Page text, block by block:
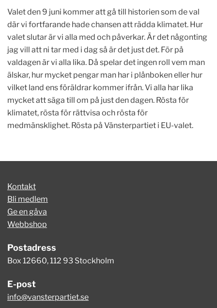
Valet den 9 juni kommer att gå till historien som de val
där vi fortfarande hade chansen att rädda klimatet. Hur
valet slutar är vi alla med och påverkar. Är det någonting
jag vill att ni tar med i dag så är det just det. För på
valdagen är vi alla lika. Då spelar det ingen roll vem man
älskar, hur mycket pengar man har i plånboken eller hur
vilket land ens föräldrar kommer ifrån. Vi alla har lika
mycket att säga till om på just den dagen. Rösta för
klimatet, rösta för rättvisa och rösta för
medmänsklighet. Rösta på Vänsterpartiet i EU-valet.
Kontakt
Bli medlem
Ge en gåva
Webbshop
Postadress
Box 12660, 112 93 Stockholm
E-post
info@vansterpartiet.se